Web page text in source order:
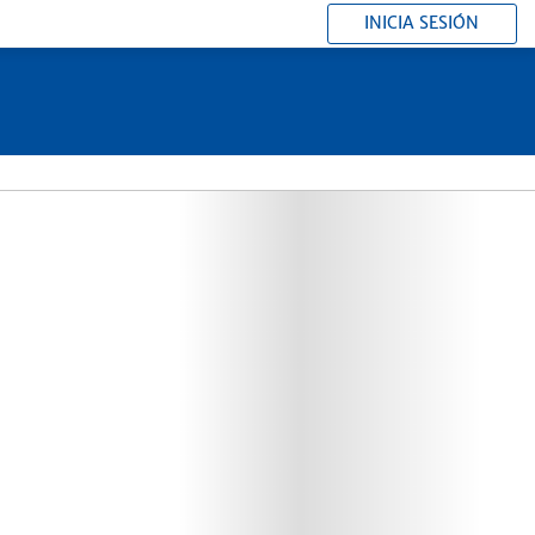
INICIA SESIÓN